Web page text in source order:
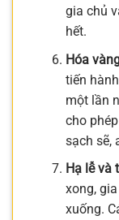
gia chủ
hết.
Hóa
tiến
một lần
cho
sạch sẽ,
Hạ lễ và
xong,
xuống.